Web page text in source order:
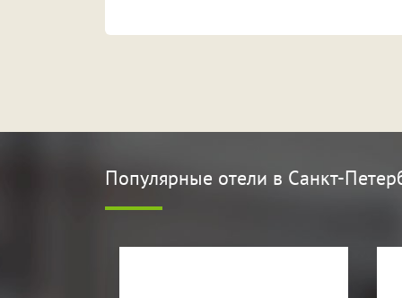
Популярные отели в Санкт-